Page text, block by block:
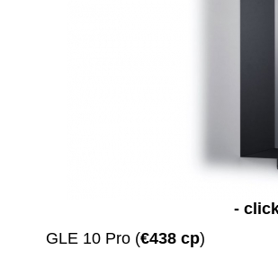
-
GLE 10 Pro (€438 cp)